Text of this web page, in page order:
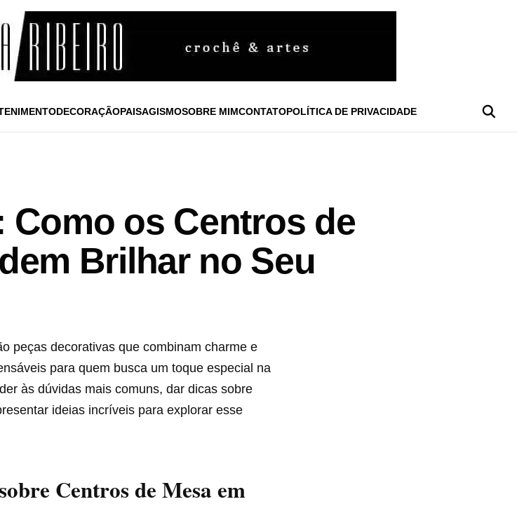
DECORAÇÃOPAISAGISMOSOBRE MIMCONTATOPOLÍTICA DE PRIVACIDADE
Como os Centros de
Brilhar no Seu
peças decorativas que combinam charme e
para quem busca um toque especial na
às dúvidas mais comuns, dar dicas sobre
ideias incríveis para explorar esse
Centros de Mesa em